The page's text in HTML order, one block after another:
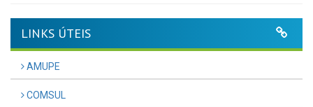
LINKS ÚTEIS
AMUPE
COMSUL